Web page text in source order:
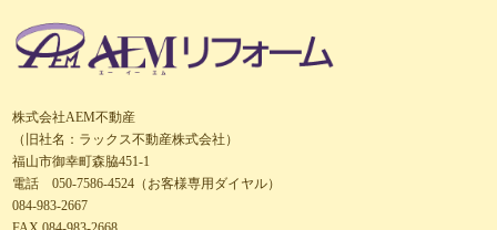
株式会社AEM不動産
（旧社名：ラックス不動産株式会社）
福山市御幸町森脇451-1
電話 050-7586-4524（お客様専用ダイヤル）
084-983-2667